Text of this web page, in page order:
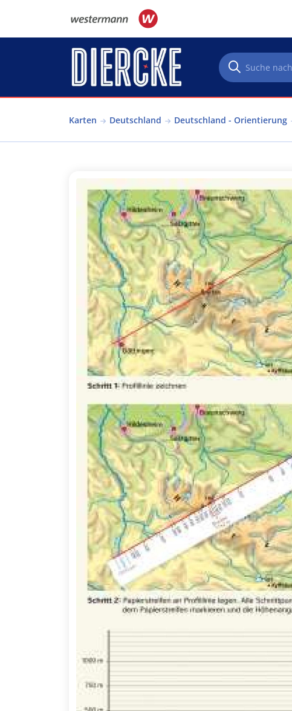
Karten Deutschland Deutschland - Orientierung